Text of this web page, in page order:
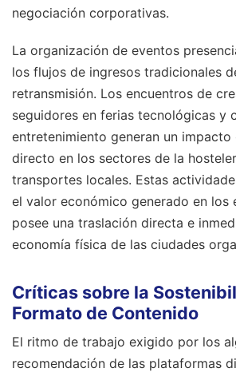
negociación corporativas.
La organización de eventos
los flujos de ingresos tradicionales
retransmisión. Los encuentros de
seguidores en ferias tecnológicas y
entretenimiento generan un impacto
directo en los sectores de la
transportes locales. Estas
el valor económico generado en los
posee una traslación directa e
economía física de las ciudades
Críticas sobre la
Formato de Contenido
El ritmo de trabajo exigido por los
recomendación de las plataformas